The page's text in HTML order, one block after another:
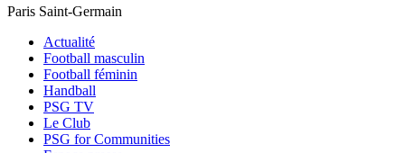
Paris Saint-Germain
Actualité
Football masculin
Football féminin
Handball
PSG TV
Le Club
PSG for Communities